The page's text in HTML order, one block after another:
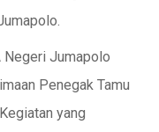
Jumapolo
Penegak Tamu
yang